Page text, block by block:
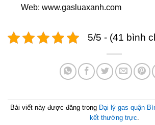
Web: www.gasluaxanh.com
5/5 - (41 bình
Bài viết này được đăng trong Đại lý gas quận
kết thường trực